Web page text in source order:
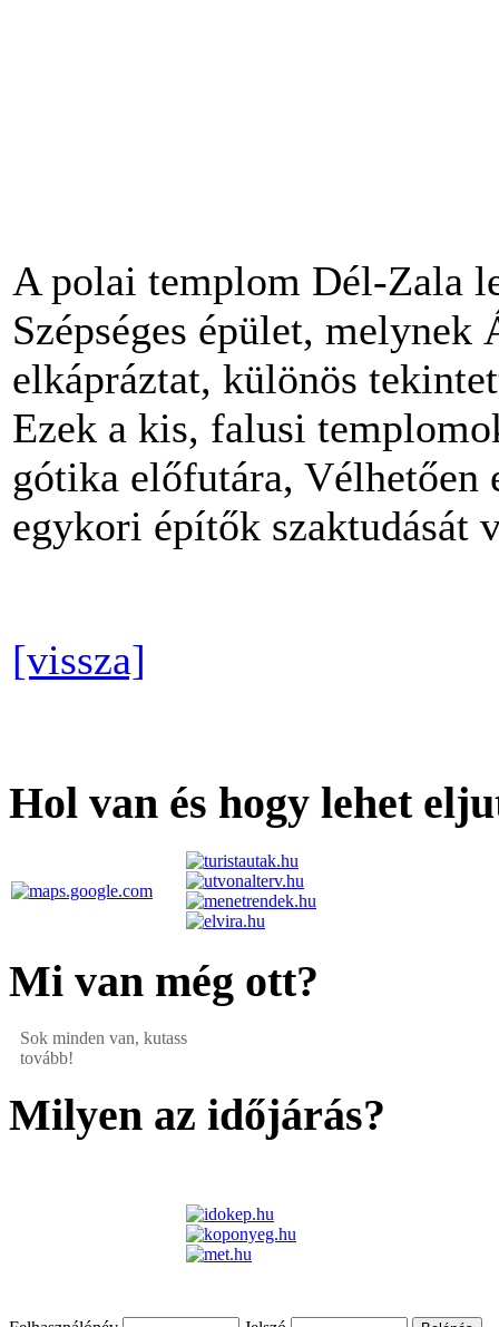
A polai templom Dél-Zala
Szépséges épület,
elkápráztat, különös
Ezek a kis, falusi
gótika előfutára, Vélhetően
egykori építők szaktudását
[vissza]
Hol van és hogy lehet
Mi van még ott?
Sok minden van, kutass
tovább!
Milyen az időjárás?